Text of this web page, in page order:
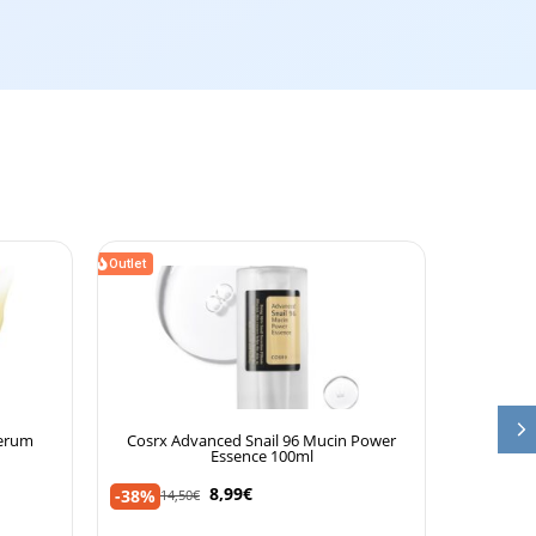
Outlet
Cosrx Advanced Snail 96 Mucin Power
Essence 100ml
-38% 14,50€ 8,99€